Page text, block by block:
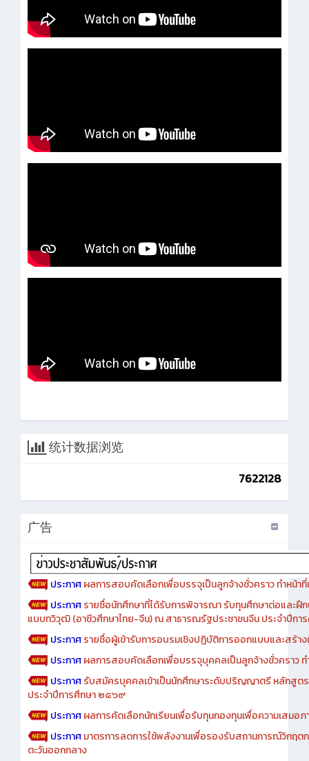
统计数据浏览
7622128
广告
ประกาศผลการสอบคัดเลือกเพื่อบรรจุเป็นลูกจ้างชั่วคราว ทำหน้าที่
ประกาศรายชื่อนักศึกษาที่ได้รับการพิจารณา รับทุนศึกษาต่อและฝึ
แบบทวิวุฒิ (อาชีวศึกษาไทย-จีน) ณ สาธารณรัฐประชาชนจีน ประจำปีก
ประกาศรายชื่อผู้เข้ารับการอบรมเชิงปฏิบัติการออกแบบและสร้า
ประกาศผลการสอบคัดเลือกเพื่อบรรจุบุคคลเป็นลูกจ้างชั่วคราว ท
ประกาศรับสมัครบุคคลเข้าเป็นนักศึกษาระดับปริญญาตรี หลักสูต
ประจำปีการศึกษา ๒๕๖๙
ประกาศผลการคัดเลือกนักเรียนเพื่อรับทุนกองทุนเพื่อความเสมอ
ประกาศมาตรการลดการใช้พลังงานเพื่อรองรับสถานการณ์วิกฤ
ตะวันออกกลาง